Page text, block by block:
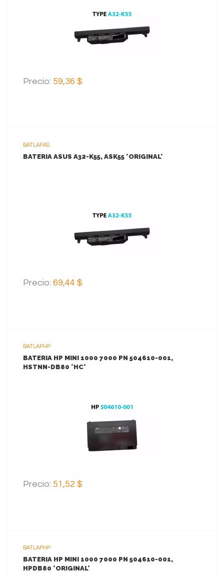
Precio: 59,36 $
BATLAPAS
BATERIA ASUS A32-K55, ASK55 *ORIGINAL*
Precio: 69,44 $
BATLAPHP
BATERIA HP MINI 1000 7000 PN 504610-001,
HSTNN-DB80 *HC*
AGREGAR AL CARRITO
Precio: 51,52 $
BATLAPHP
BATERIA HP MINI 1000 7000 PN 504610-001,
HPDB80 *ORIGINAL*